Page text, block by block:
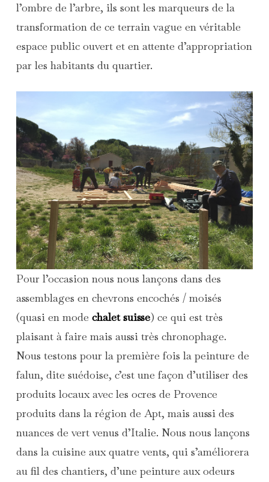
l’ombre de l’arbre, ils sont les marqueurs de la
transformation de ce terrain vague en véritable
espace public ouvert et en attente d’appropriation
par les habitants du quartier.
Pour l’occasion nous nous lançons dans des
assemblages en chevrons encochés / moisés
(quasi en mode chalet suisse) ce qui est très
plaisant à faire mais aussi très chronophage.
Nous testons pour la première fois la peinture de
falun, dite suédoise, c’est une façon d’utiliser des
produits locaux avec les ocres de Provence
produits dans la région de Apt, mais aussi des
nuances de vert venus d’Italie. Nous nous lançons
dans la cuisine aux quatre vents, qui s’améliorera
au fil des chantiers, d’une peinture aux odeurs